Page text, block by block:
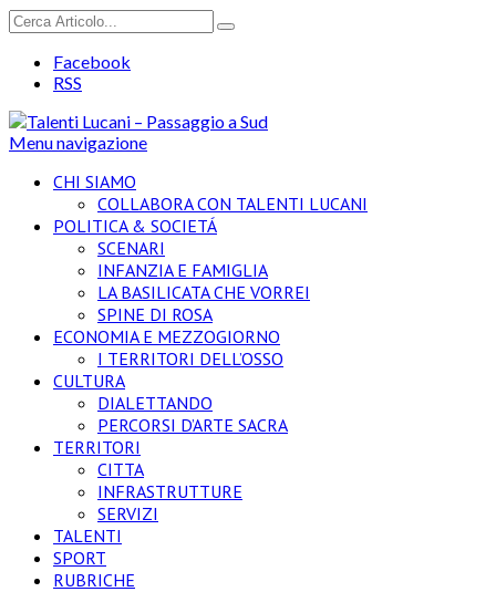
Facebook
RSS
Menu navigazione
CHI SIAMO
COLLABORA CON TALENTI LUCANI
POLITICA & SOCIETÁ
SCENARI
INFANZIA E FAMIGLIA
LA BASILICATA CHE VORREI
SPINE DI ROSA
ECONOMIA E MEZZOGIORNO
I TERRITORI DELL’OSSO
CULTURA
DIALETTANDO
PERCORSI D’ARTE SACRA
TERRITORI
CITTA
INFRASTRUTTURE
SERVIZI
TALENTI
SPORT
RUBRICHE